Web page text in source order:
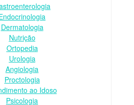
Dermatologia
Nutrição
Ortopedia
Urologia
Angiologia
Proctologia
ao Idoso
Psicologia